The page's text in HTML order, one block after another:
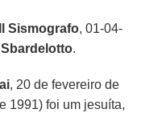
Il Sismografo, 01-04-
Sbardelotto.
, 20 de fevereiro de
1991) foi um jesuíta,